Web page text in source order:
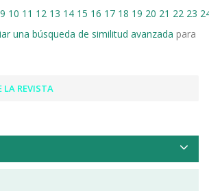
9 10 11 12 13 14 15 16 17 18 19 20 21 22 23
una búsqueda de similitud avanzada para
LA REVISTA